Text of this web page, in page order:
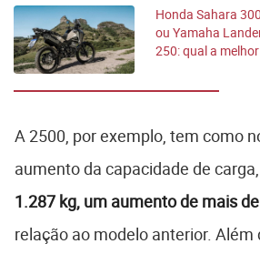
Honda Sahara 300
ou Yamaha
250: qual a melhor
A 2500, por exemplo, tem como
aumento da capacidade de
1.287 kg, um aumento de mais
relação ao modelo anterior. Além